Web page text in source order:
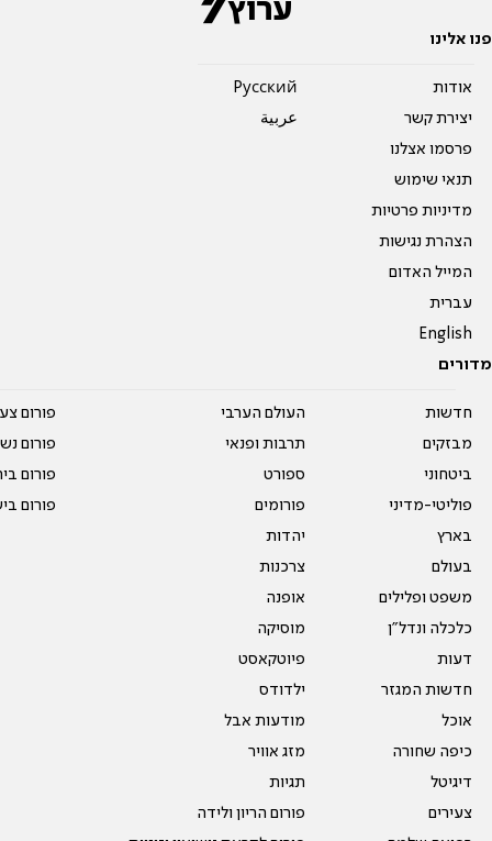
פנו אלינו
אודות
יצירת קשר
פרסמו אצלנו
תנאי שימוש
מדיניות פרטיות
הצהרת נגישות
המייל האדום
עברית
English
Pусский
عربية
מדורים
חדשות
מבזקים
ביטחוני
פוליטי-מדיני
בארץ
בעולם
משפט ופלילים
כלכלה ונדל"ן
דעות
חדשות המגזר
אוכל
כיפה שחורה
דיגיטל
צעירים
העולם הערבי
תרבות ופנאי
ספורט
פורומים
יהדות
צרכנות
אופנה
מוסיקה
פיוטקאסט
ילדודס
מודעות אבל
מזג אוויר
תגיות
פורום הריון ולידה
פורום
פורום
פורום
פורום